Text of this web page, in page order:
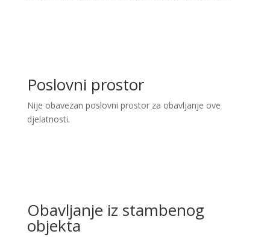
Poslovni prostor
Nije obavezan poslovni prostor za obavljanje ove
djelatnosti.
Obavljanje iz stambenog
objekta